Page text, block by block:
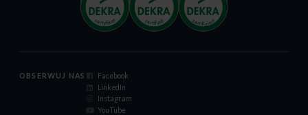
OBSERWUJ NAS
Facebook
LinkedIn
Instagram
YouTube